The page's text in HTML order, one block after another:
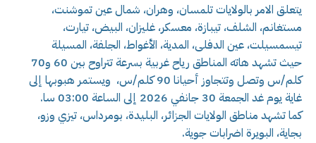
يتعلق الامر بالولايات تلمسان، وهران، شمال عين تموشنت،
مستغانم، الشلف، تيبازة، معسكر، غليزان، البيض، تيارت،
تيسمسيلت، عين الدفلى، المدية، الأغواط، الجلفة، المسيلة
حيث تشهد هاته المناطق رياح غربية بسرعة تتراوح بين 60 و70
كلم/س وتصل وتتجاوز أحيانا 90 كلم/س، ويستمر هبوبها إلى
غاية يوم غد الجمعة 30 جانفي 2026 إلى الساعة 03:00 سا.
كما تشهد مناطق الولايات الجزائر، البليدة، بومرداس، تيزي وزو،
بجاية، البويرة اضرابات جوية.